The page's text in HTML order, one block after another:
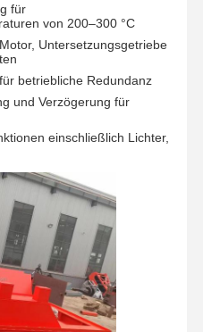
für
von 200–300 °C
Untersetzungsgetriebe
betriebliche Redundanz
und Verzögerung für
einschließlich Lichter,